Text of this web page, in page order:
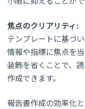
焦点のクリアリティ:
テンプレートに基づ
情報や指標に焦点を
装飾を省くことで、
作成できます。
報告書作成の効率化